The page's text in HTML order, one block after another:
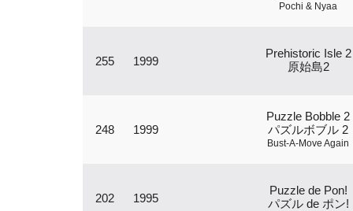
Pochi & Nyaa
255 1999
Prehistoric Isle 2
原始島2
248 1999
Puzzle Bobble 2
パズルボブル 2
Bust-A-Move Again
202 1995
Puzzle de Pon!
パズル de ポン!